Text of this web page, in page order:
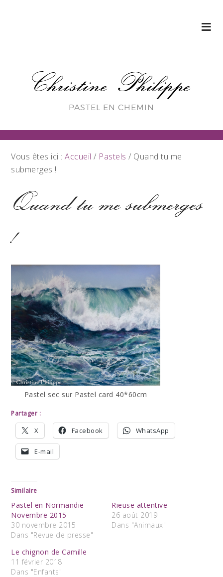
Christine Philippe
PASTEL EN CHEMIN
Vous êtes ici :Accueil / Pastels / Quand tu me
submerges !
Quand tu me submerges
!
Pastel sec sur Pastel card 40*60cm
Partager :
X Facebook WhatsApp
E-mail
Similaire
Pastel en Normandie –
Novembre 2015
30 novembre 2015
Dans "Revue de presse"
Rieuse attentive
26 août 2019
Dans "Animaux"
Le chignon de Camille
11 février 2018
Dans "Enfants"